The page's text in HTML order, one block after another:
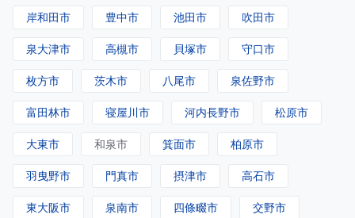
岸和田市 豊中市 池田市 吹田市
泉大津市 高槻市 貝塚市 守口市
枚方市 茨木市 八尾市 泉佐野市
富田林市 寝屋川市 河内長野市 松原市
大東市 和泉市 箕面市 柏原市
羽曳野市 門真市 摂津市 高石市
東大阪市 泉南市 四條畷市 交野市